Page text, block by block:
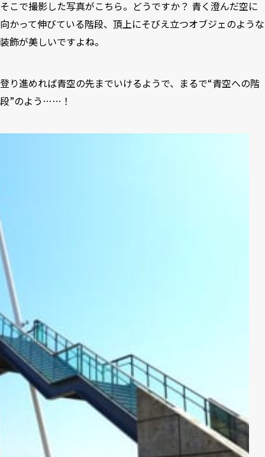
そこで撮影した写真がこちら。どうですか？ 青く澄んだ空に
向かって伸びている階段、頂上にそびえ立つオブジェのような
装飾が美しいですよね。
登り進めれば青空の先までいけるようで、まるで“青空への階
段”のよう……！